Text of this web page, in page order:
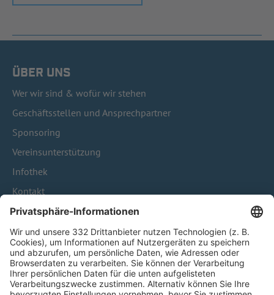
ÜBER UNS
Wer wir sind & wofür wir stehen
Geschäftsstellen und Ansprechpartner
Sponsoring
Vereinsunterstützung
Infothek
Kontakt
HÄUFIG BESUCHTE SEITEN
Pässe und Vereinswechsel
Trainerausbildung
Schulungsangebot Vereinsmitarbeiter